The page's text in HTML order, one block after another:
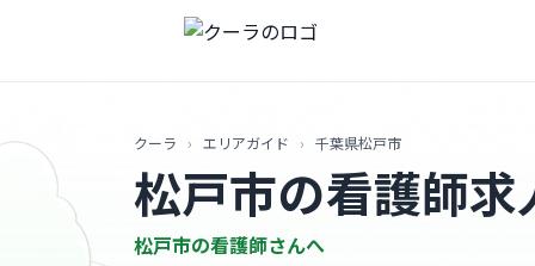
クーラ › エリアガイド › 千葉県松戸市
松戸市の看護師
松戸市の看護師さんへ